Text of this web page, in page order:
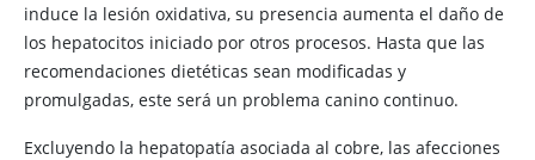
induce la lesión oxidativa, su presencia aumenta el daño de
los hepatocitos iniciado por otros procesos. Hasta que las
recomendaciones dietéticas sean modificadas y
promulgadas, este será un problema canino continuo.
Excluyendo la hepatopatía asociada al cobre, las afecciones